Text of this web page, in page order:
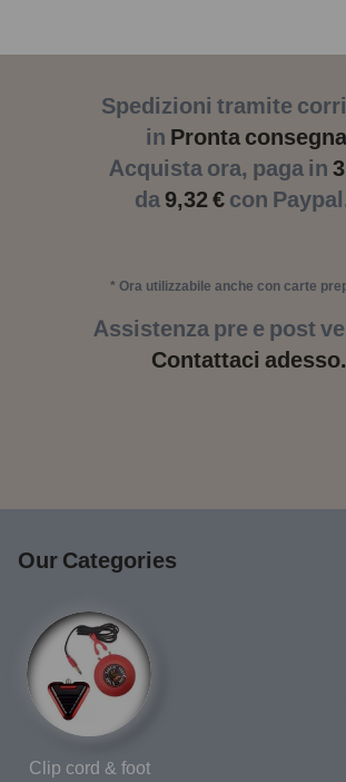
Spedizioni tramite
in Pronta
Acquista ora, paga in
da9,32 € con
* Ora utilizzabile anche con carte
Assistenza pre e post
Contattaci adesso.
Our Categories
Clip cord & foot